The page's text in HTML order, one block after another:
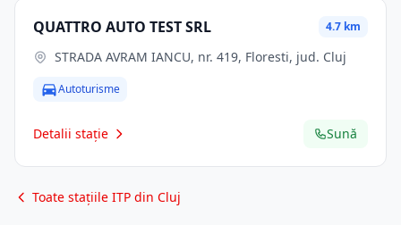
QUATTRO AUTO TEST SRL 4.7 km
STRADA AVRAM IANCU, nr. 419, Floresti, jud. Cluj
Autoturisme
Detalii stație Sună
Toate stațiile ITP din Cluj